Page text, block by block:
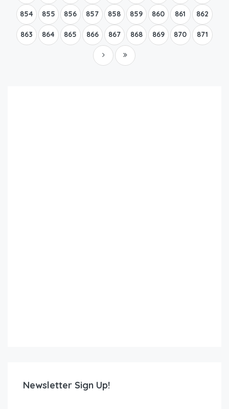
854 855 856 857 858 859 860 861 862
863 864 865 866 867 868 869 870 871
Newsletter Sign Up!